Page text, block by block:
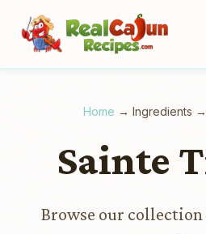
Home → Ingredients →
Sainte
Browse our